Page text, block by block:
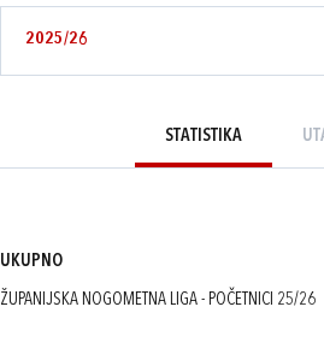
2025/26
STATISTIKA
UKUPNO
ŽUPANIJSKA NOGOMETNA LIGA - POČETNICI 25/26